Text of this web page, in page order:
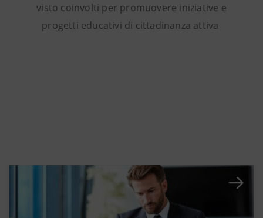
visto coinvolti per promuovere iniziative e
progetti educativi di cittadinanza attiva